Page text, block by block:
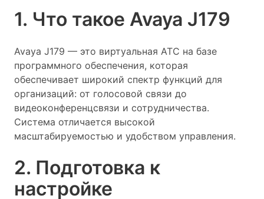
1. Что такое Avaya J179
Avaya J179 — это виртуальная АТС на базе
программного обеспечения, которая
обеспечивает широкий спектр функций для
организаций: от голосовой связи до
видеоконференцсвязи и сотрудничества.
Система отличается высокой
масштабируемостью и удобством управления.
2. Подготовка к
настройке